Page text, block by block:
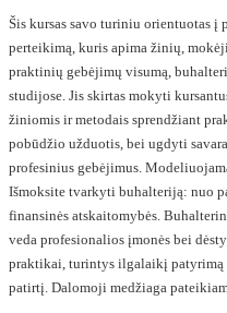
Šis kursas savo turiniu orientuotas į
perteikimą, kuris apima žinių,
praktinių gebėjimų visumą,
studijose. Jis skirtas mokyti
žiniomis ir metodais sprendžiant
pobūdžio užduotis, bei ugdyti
profesinius gebėjimus.
Išmoksite tvarkyti buhalteriją: nuo
finansinės atskaitomybės.
veda profesionalios įmonės bei
praktikai, turintys ilgalaikį patyrimą
patirtį. Dalomoji medžiaga